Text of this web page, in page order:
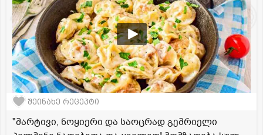
შეინახე რეცეპტი
"მარტივი, ნოყიერი და საოცრად გემრიელი